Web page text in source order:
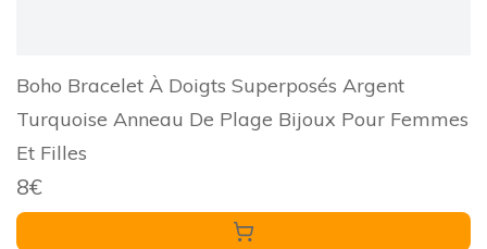
Boho Bracelet À Doigts Superposés Argent
Turquoise Anneau De Plage Bijoux Pour Femmes
Et Filles
8€